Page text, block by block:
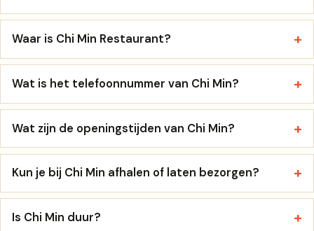
Waar is Chi Min Restaurant?
Wat is het telefoonnummer van Chi Min?
Wat zijn de openingstijden van Chi Min?
Kun je bij Chi Min afhalen of laten bezorgen?
Is Chi Min duur?